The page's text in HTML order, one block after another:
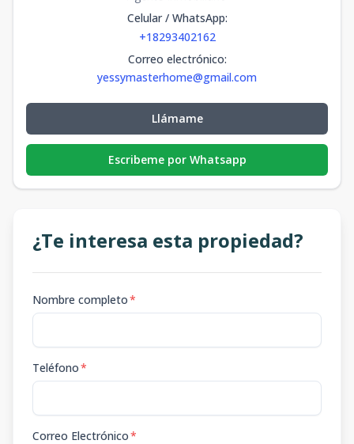
Celular / WhatsApp:
+18293402162
Correo electrónico:
yessymasterhome@gmail.com
Llámame
Escribeme por Whatsapp
¿Te interesa esta propiedad?
Nombre completo*
Teléfono*
Correo Electrónico*